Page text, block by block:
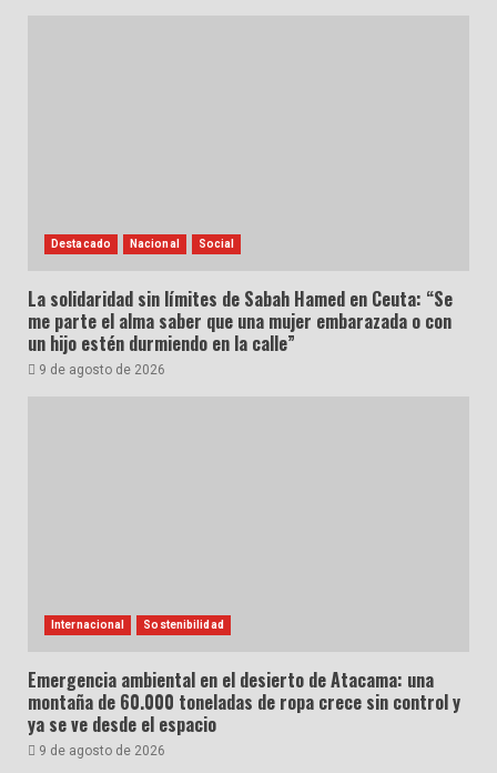
Destacado Nacional Social
La solidaridad sin límites de Sabah Hamed en Ceuta: “Se
me parte el alma saber que una mujer embarazada o con
un hijo estén durmiendo en la calle”
9 de agosto de 2026
Internacional Sostenibilidad
Emergencia ambiental en el desierto de Atacama: una
montaña de 60.000 toneladas de ropa crece sin control y
ya se ve desde el espacio
9 de agosto de 2026